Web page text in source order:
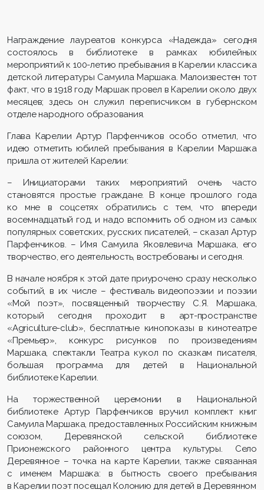
Награждение лауреатов конкурса «Надежда» cегодня
состоялось в библиотеке в рамках юбилейных
мероприятий к 100-летию пребывания в Карелии классика
детской литературы Самуила Маршака. Малоизвестен тот
факт, что в 1918 году Маршак провел в Карелии около двух
месяцев; здесь он служил переписчиком в губернском
отделе народного образования.
Глава Карелии Артур Парфенчиков особо отметил, что
идею отметить юбилей пребывания в Карелии Маршака
пришла от жителей Карелии:
– Инициаторами таких мероприятий очень часто
становятся простые граждане. В конце прошлого года
ко мне в соцсетях обратились с тем, что впереди
восемнадцатый год, и надо вспомнить об одном из самых
популярных советских, русских писателей, – сказал Артур
Парфенчиков. – Имя Самуила Яковлевича Маршака, его
творчество, его деятельность, востребованы и сегодня.
В начале ноября к этой дате приурочено сразу несколько
событий, в их числе – фестиваль видеопоэзии и поэзии
«Мой поэт», посвященный творчеству С.Я. Маршака,
который сегодня проходит в арт-пространстве
«Agriculture-club», бесплатные кинопоказы в кинотеатре
«Премьер», конкурс рисунков по произведениям
Маршака, спектакли Театра кукол по сказкам писателя,
большая программа для детей в Национальной
библиотеке Карелии.
На торжественной церемонии в Национальной
библиотеке Артур Парфенчиков вручил комплект книг
Самуила Маршака, предоставленных Российским книжным
союзом, Деревянской сельской библиотеке
Прионежского районного центра культуры. Село
Деревянное – точка на карте Карелии, также связанная
с именем Маршака: в бытность своего пребывания
в Карелии поэт посещал Колонию для детей в Деревянном